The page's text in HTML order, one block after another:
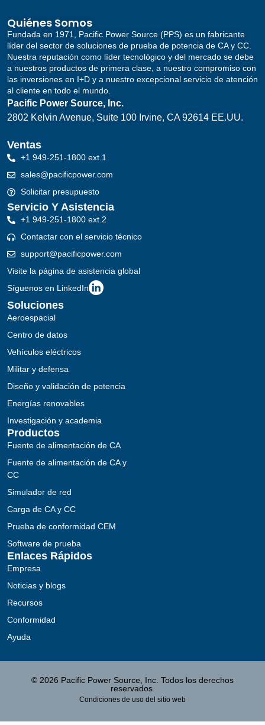
Quiénes Somos
Fundada en 1971, Pacific Power Source (PPS) es un fabricante
líder del sector de soluciones de prueba de potencia de CA y CC.
Nuestra reputación como líder tecnológico y del mercado se debe
a nuestros productos de primera clase, a nuestro compromiso con
las inversiones en I+D y a nuestro excepcional servicio de atención
al cliente en todo el mundo.
Pacific Power Source, Inc.
2802 Kelvin Avenue, Suite 100 Irvine, CA 92614 EE.UU.
Soluciones
Aeroespacial
Centro de datos
Vehículos eléctricos
Militar y defensa
Diseño y validación de potencia
Energías renovables
Investigación y academia
Productos
Fuente de alimentación de CA
Fuente de alimentación de CA y
CC
Simulador de red
Carga de CA y CC
Prueba de conformidad CEM
Software de prueba
Enlaces Rápidos
Empresa
Noticias y blogs
Recursos
Conformidad
Ayuda
Ventas
+1 949-251-1800 ext.1
sales@pacificpower.com
Solicitar presupuesto
Servicio Y Asistencia
+1 949-251-1800 ext.2
Contactar con el servicio técnico
support@pacificpower.com
Visite la página de asistencia global
Síguenos en LinkedIn
© 2026 Pacific Power Source, Inc. Todos los derechos
reservados.
Condiciones de uso del sitio web